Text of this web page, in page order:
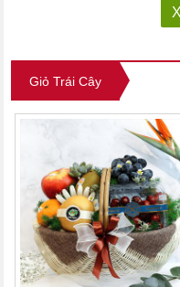
Giỏ Trái Cây